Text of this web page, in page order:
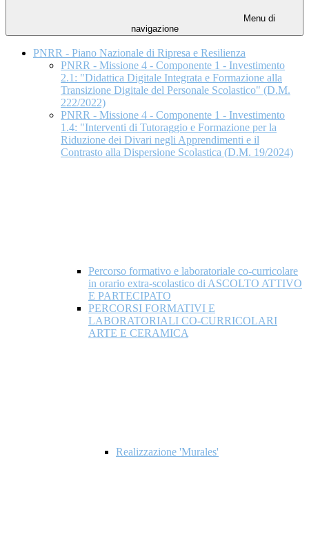
Menu di
navigazione
PNRR - Piano Nazionale di Ripresa e Resilienza
PNRR - Missione 4 - Componente 1 - Investimento
2.1: "Didattica Digitale Integrata e Formazione alla
Transizione Digitale del Personale Scolastico" (D.M.
222/2022)
PNRR - Missione 4 - Componente 1 - Investimento
1.4: "Interventi di Tutoraggio e Formazione per la
Riduzione dei Divari negli Apprendimenti e il
Contrasto alla Dispersione Scolastica (D.M. 19/2024)
Percorso formativo e laboratoriale co-curricolare
in orario extra-scolastico di ASCOLTO ATTIVO
E PARTECIPATO
PERCORSI FORMATIVI E
LABORATORIALI CO-CURRICOLARI
ARTE E CERAMICA
Realizzazione 'Murales'